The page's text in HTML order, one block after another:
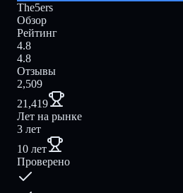
The5ers
Обзор
Рейтинг
4.8
4.8
Отзывы
2,509
21,419
Лет на рынке
3 лет
10 лет
Проверено